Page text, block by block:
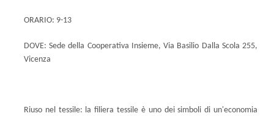
ORARIO: 9-13
DOVE: Sede della Cooperativa Insieme, Via Basilio Dalla Scola 255,
Vicenza
Riuso nel tessile: la filiera tessile è uno dei simboli di un'economia